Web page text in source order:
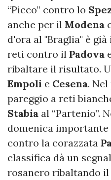
“Picco” contro lo
anche per il Modena
d'ora al "Braglia" è
reti contro il Padova
ribaltare il risultato.
Empoli e Cesena.
pareggio a reti
Stabia al “Partenio”.
domenica importante
contro la corazzata
classifica dà un
rosanero ribaltando